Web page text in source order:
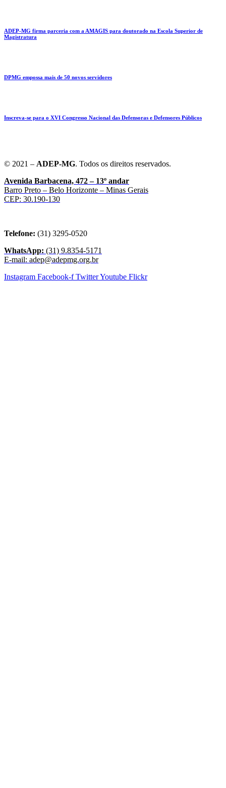
ADEP-MG firma parceria com a AMAGIS para doutorado na Escola Superior de
Magistratura
DPMG empossa mais de 50 novos servidores
Inscreva-se para o XVI Congresso Nacional das Defensoras e Defensores Públicos
© 2021 – ADEP-MG. Todos os direitos reservados.
Avenida Barbacena, 472 – 13º andar
Barro Preto – Belo Horizonte – Minas Gerais
CEP: 30.190-130
Telefone: (31) 3295-0520
WhatsApp: (31) 9.8354-5171
E-mail: adep@adepmg.org.br
Instagram Facebook-f TwitterYoutube Flickr